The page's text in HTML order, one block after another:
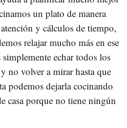
un plato de manera
y cálculos de tiempo,
relajar mucho más en ese
echar todos los
no volver a mirar hasta que
podemos dejarla cocinando
casa porque no tiene ningún